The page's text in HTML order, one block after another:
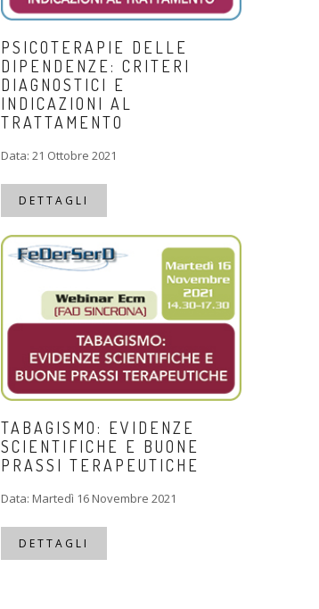
PSICOTERAPIE DELLE
DIPENDENZE: CRITERI
DIAGNOSTICI E
INDICAZIONI AL
TRATTAMENTO
Data: 21 Ottobre 2021
DETTAGLI
TABAGISMO: EVIDENZE
SCIENTIFICHE E BUONE
PRASSI TERAPEUTICHE
Data: Martedì 16 Novembre 2021
DETTAGLI